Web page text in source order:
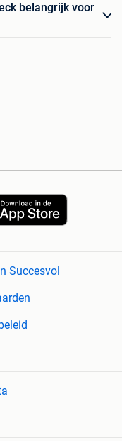
belangrijk voor
Succesvol